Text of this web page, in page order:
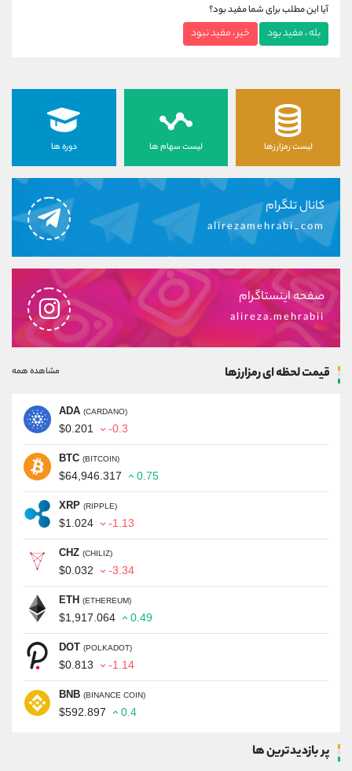
آیا این مطلب برای شما مفید بود؟
بله ، مفید بود خیر ، مفید نبود
لیست رمزارزها لیست سهام ها دوره ها
کانال تلگرام
alirezamehrabi_com
صفحه اینستاگرام
alireza.mehrabii
قیمت لحظه ای رمزارزها مشاهده همه
ADA (CARDANO)
$0.201 -0.3
BTC (BITCOIN)
$64,946.317 0.75
XRP (RIPPLE)
$1.024 -1.13
CHZ (CHILIZ)
$0.032 -3.34
ETH (ETHEREUM)
$1,917.064 0.49
DOT (POLKADOT)
$0.813 -1.14
BNB (BINANCE COIN)
$592.897 0.4
پر بازدیدترین ها